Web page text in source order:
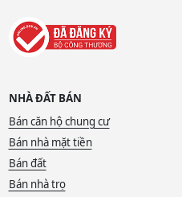
NHÀ ĐẤT BÁN
Bán căn hộ chung cư
Bán nhà mặt tiền
Bán đất
Bán nhà trọ